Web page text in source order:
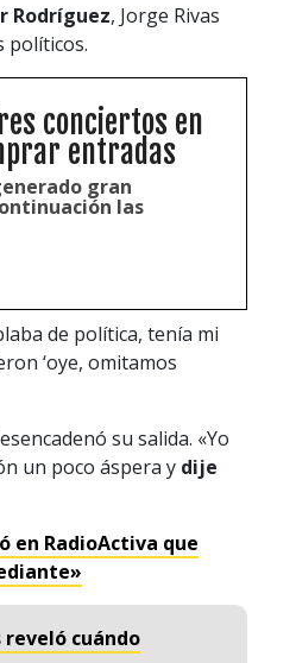
Rodríguez, Jorge Rivas
políticos.
conciertos en
entradas
gran
las
de política, tenía mi
‘oye, omitamos
su salida. «Yo
un poco áspera y dije
en RadioActiva que
cuándo